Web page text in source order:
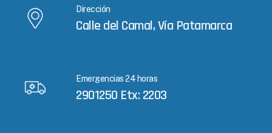
Dirección
Calle del Camal, Vía Patamarca
Emergencias 24 horas
2901250 Etx: 2203